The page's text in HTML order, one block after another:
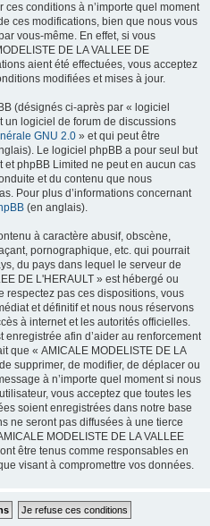
ces conditions à n’importe quel moment
ces modifications, bien que nous vous
vous-même. En effet, si vous
DE LA VALLEE DE
aient été effectuées, vous acceptez
modifiées et mises à jour.
(désignés ci-après par « logiciel
un logiciel de forum de discussions
GNU 2.0 » et qui peut être
Le logiciel phpBB a pour seul but
phpBB Limited ne peut en aucun cas
et du contenu que nous
Pour plus d’informations concernant
(en anglais).
à caractère abusif, obscène,
pornographique, etc. qui pourrait
du pays dans lequel le serveur de
DE L'HERAULT » est hébergé ou
respectez pas ces dispositions, vous
et définitif et nous nous réservons
à internet et les autorités officielles.
enregistrée afin d’aider au renforcement
que « AMICALE MODELISTE DE LA
supprimer, de modifier, de déplacer ou
à n’importe quel moment si nous
vous acceptez que toutes les
soient enregistrées dans notre base
ne seront pas diffusées à une tierce
MODELISTE DE LA VALLEE
être tenus comme responsables en
visant à compromettre vos données.